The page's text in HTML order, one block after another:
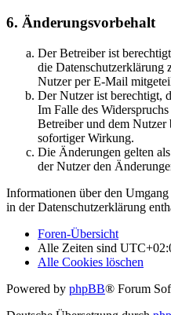
6. Änderungsvorbehalt
Der Betreiber ist
die Datenschutzerklärung
Nutzer per E-Mail
Der Nutzer ist berechtigt,
Im Falle des
Betreiber und dem Nutzer
sofortiger Wirkung.
Die Änderungen gelten
der Nutzer den
Informationen über den
in der Datenschutzerklärung
Foren-Übersicht
Alle Zeiten sind
Alle Cookies löschen
Powered by phpBB® Forum